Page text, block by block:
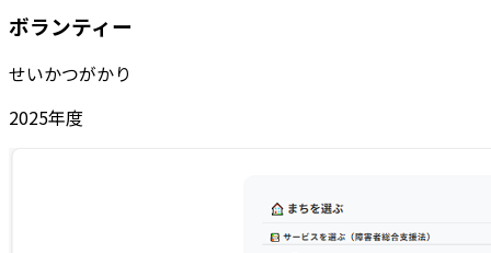
ボランティー
せいかつがかり
2025年度